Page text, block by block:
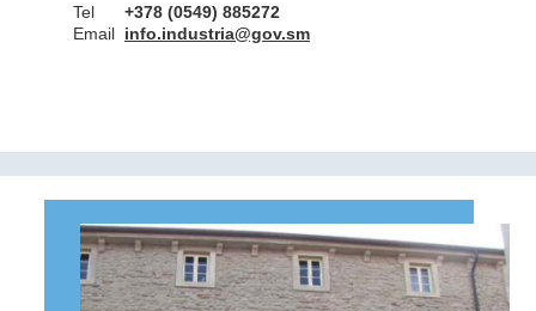
Tel
+378 (0549) 885272
Email info.industria@gov.sm